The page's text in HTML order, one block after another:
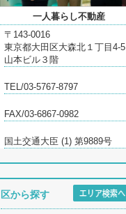
一人暮らし不動産
〒143-0016
東京都大田区大森北１丁目4-5
山本ビル３階
TEL/03-5767-8797
FAX/03-6867-0982
国土交通大臣 (1) 第9889号
区から探す